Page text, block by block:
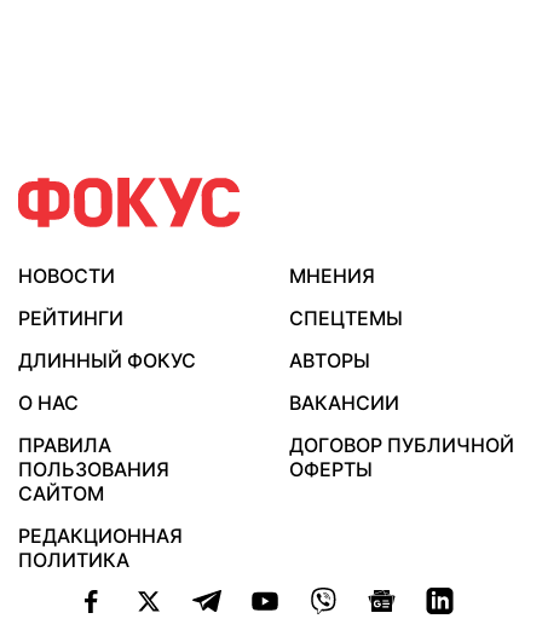
НОВОСТИ
МНЕНИЯ
РЕЙТИНГИ
СПЕЦТЕМЫ
ДЛИННЫЙ ФОКУС
АВТОРЫ
О НАС
ВАКАНСИИ
ПРАВИЛА
ПОЛЬЗОВАНИЯ
САЙТОМ
ДОГОВОР ПУБЛИЧНОЙ
ОФЕРТЫ
РЕДАКЦИОННАЯ
ПОЛИТИКА